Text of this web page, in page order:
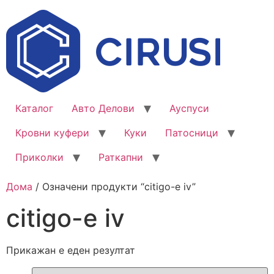
Каталог Авто Делови
Ауспуси
Кровни куфери
Куки
Патосници
Приколки
Раткапни
Дома / Означени продукти “citigo-e iv”
citigo-e iv
Прикажан е еден резултат